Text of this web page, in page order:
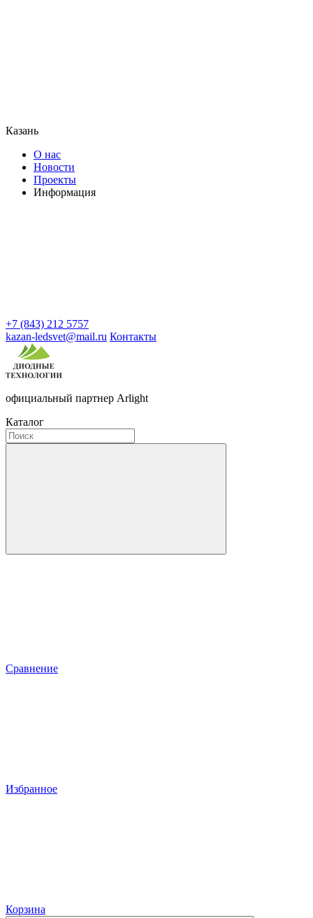
Казань
О нас
Новости
Проекты
Информация
+7 (843) 212 5757
kazan-ledsvet@mail.ru Контакты
официальный партнер Arlight
Каталог
Сравнение
Избранное
Корзина